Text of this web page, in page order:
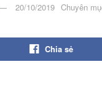
20/10/2019 Chuyên
Chia sẻ